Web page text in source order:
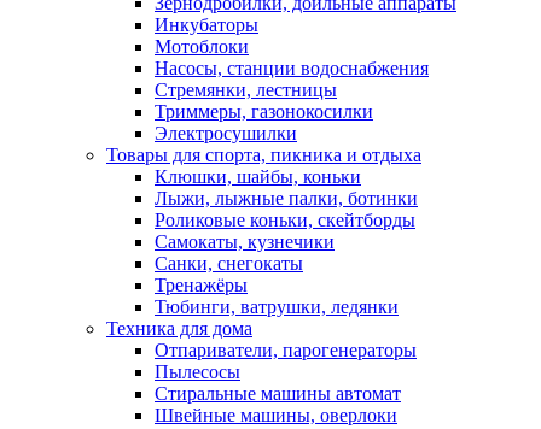
Инкубаторы
Мотоблоки
Насосы, станции водоснабжения
Стремянки, лестницы
Триммеры, газонокосилки
Электросушилки
Товары для спорта, пикника и отдыха
Клюшки, шайбы, коньки
Лыжи, лыжные палки, ботинки
Роликовые коньки, скейтборды
Самокаты, кузнечики
Санки, снегокаты
Тренажёры
Тюбинги, ватрушки, ледянки
Техника для дома
Отпариватели, парогенераторы
Пылесосы
Стиральные машины автомат
Швейные машины, оверлоки